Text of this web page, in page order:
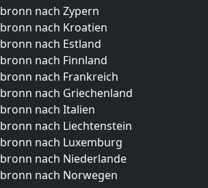
nach Zypern
nach Kroatien
nach Estland
nach Finnland
nach Frankreich
nach Griechenland
nach Italien
nach Liechtenstein
nach Luxemburg
nach Niederlande
nach Norwegen